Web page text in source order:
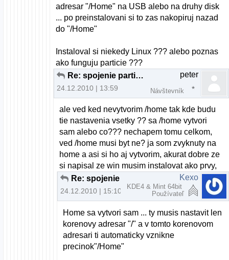
adresar "/Home" na USB alebo na druhy disk
... po preinstalovani si to zas nakopiruj nazad
do "/Home"
Instaloval si niekedy Linux ??? alebo poznas
ako funguju particie ???
Re: spojenie particii pri instalacii U10.10
24.12.2010 | 13:59
peter
Návštevník
ale ved ked nevytvorim /home tak kde budu
tie nastavenia vsetky ?? sa /home vytvori
sam alebo co??? nechapem tomu celkom,
ved /home musi byt ne? ja som zvyknuty na
home a asi si ho aj vytvorim, akurat dobre ze
si napisal ze win musim instalovat ako prvy,
24.12.2010 | 15:10
Kexo
KDE4 & Mint 64bit
Používateľ
Home sa vytvori sam ... ty musis nastavit len
korenovy adresar "/" a v tomto korenovom
adresari ti automaticky vznikne
precinok"/Home"